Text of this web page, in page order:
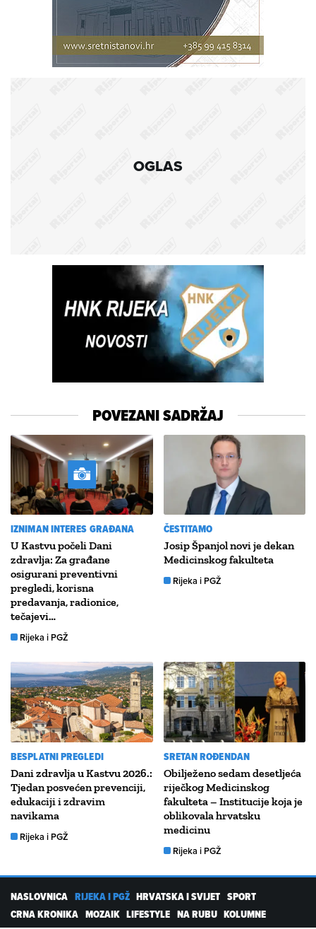
OGLAS
POVEZANI SADRŽAJ
IZNIMAN INTERES GRAĐANA
U Kastvu počeli Dani
zdravlja: Za građane
osigurani preventivni
pregledi, korisna
predavanja, radionice,
tečajevi…
Rijeka i PGŽ
ČESTITAMO
Josip Španjol novi je dekan
Medicinskog fakulteta
Rijeka i PGŽ
BESPLATNI PREGLEDI
Dani zdravlja u Kastvu 2026.:
Tjedan posvećen prevenciji,
edukaciji i zdravim
navikama
Rijeka i PGŽ
SRETAN ROĐENDAN
Obilježeno sedam desetljeća
riječkog Medicinskog
fakulteta – Institucije koja je
oblikovala hrvatsku
medicinu
Rijeka i PGŽ
NASLOVNICA RIJEKA I PGŽ HRVATSKA I SVIJET SPORT
CRNA KRONIKA MOZAIK LIFESTYLE NA RUBU KOLUMNE